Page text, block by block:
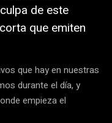
de este
que emiten
que hay en nuestras
durante el día, y
empieza el